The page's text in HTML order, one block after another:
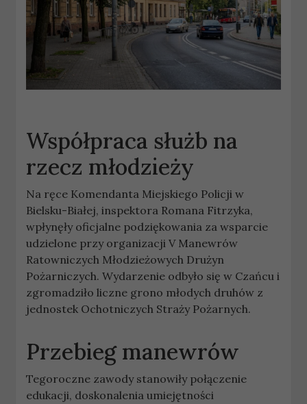
Współpraca służb na
rzecz młodzieży
Na ręce Komendanta Miejskiego Policji w
Bielsku-Białej, inspektora Romana Fitrzyka,
wpłynęły oficjalne podziękowania za wsparcie
udzielone przy organizacji V Manewrów
Ratowniczych Młodzieżowych Drużyn
Pożarniczych. Wydarzenie odbyło się w Czańcu i
zgromadziło liczne grono młodych druhów z
jednostek Ochotniczych Straży Pożarnych.
Przebieg manewrów
Tegoroczne zawody stanowiły połączenie
edukacji, doskonalenia umiejętności